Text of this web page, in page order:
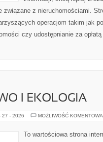
związane z nieruchomościami.
operacjom takim jak
czy udostępnianie za
I EKOLOGIA
27 - 2026 MOŻLIWOŚĆ
To wartościowa strona